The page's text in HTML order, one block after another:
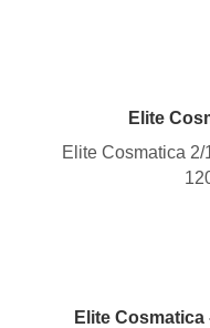
Elite
Elite Cosmatica 2/
Elite Cosmatica -